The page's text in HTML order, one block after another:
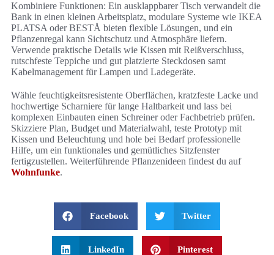
Kombiniere Funktionen: Ein ausklappbarer Tisch verwandelt die
Bank in einen kleinen Arbeitsplatz, modulare Systeme wie IKEA
PLATSA oder BESTÅ bieten flexible Lösungen, und ein
Pflanzenregal kann Sichtschutz und Atmosphäre liefern.
Verwende praktische Details wie Kissen mit Reißverschluss,
rutschfeste Teppiche und gut platzierte Steckdosen samt
Kabelmanagement für Lampen und Ladegeräte.
Wähle feuchtigkeitsresistente Oberflächen, kratzfeste Lacke und
hochwertige Scharniere für lange Haltbarkeit und lass bei
komplexen Einbauten einen Schreiner oder Fachbetrieb prüfen.
Skizziere Plan, Budget und Materialwahl, teste Prototyp mit
Kissen und Beleuchtung und hole bei Bedarf professionelle
Hilfe, um ein funktionales und gemütliches Sitzfenster
fertigzustellen. Weiterführende Pflanzenideen findest du auf
Wohnfunke.
Facebook Twitter
LinkedIn Pinterest